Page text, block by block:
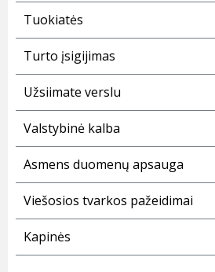
Tuokiatės
Turto įsigijimas
Užsiimate verslu
Valstybinė kalba
Asmens duomenų apsauga
Viešosios tvarkos pažeidimai
Kapinės